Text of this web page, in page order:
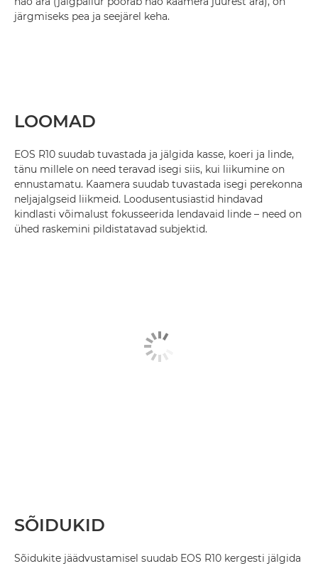
järgmiseks pea ja seejärel keha.
LOOMAD
EOS R10 suudab tuvastada ja jälgida kasse, koeri ja linde,
tänu millele on need teravad isegi siis, kui liikumine on
ennustamatu. Kaamera suudab tuvastada isegi perekonna
neljajalgseid liikmeid. Loodusentusiastid hindavad
kindlasti võimalust fokusseerida lendavaid linde – need on
ühed raskemini pildistatavad subjektid.
SÕIDUKID
Sõidukite jäädvustamisel suudab EOS R10 kergesti jälgida